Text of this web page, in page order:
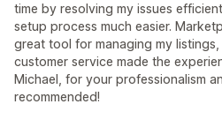
time by resolving my issues
setup process much easier.
great tool for managing my
customer service made the
Michael, for your professionalism
recommended!